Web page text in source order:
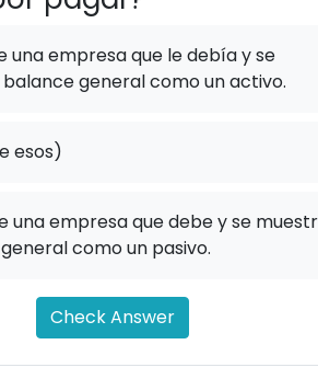
una empresa que le debía y se
general como un activo.
esos)
una empresa que debe y se
como un pasivo.
Check Answer